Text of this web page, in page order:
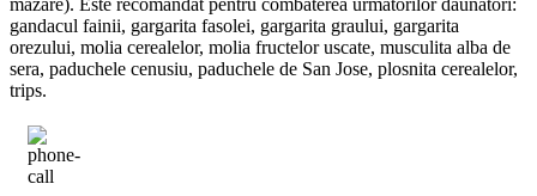
mazare). Este recomandat pentru combaterea urmatorilor daunatori:
gandacul fainii, gargarita fasolei, gargarita graului, gargarita
orezului, molia cerealelor, molia fructelor uscate, musculita alba de
sera, paduchele cenusiu, paduchele de San Jose, plosnita cerealelor,
trips.